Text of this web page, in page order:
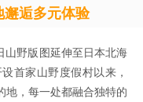
邂逅多元体验
山野版图延伸至日本北海
首家山野度假村以来，
地，每一处都融合独特的